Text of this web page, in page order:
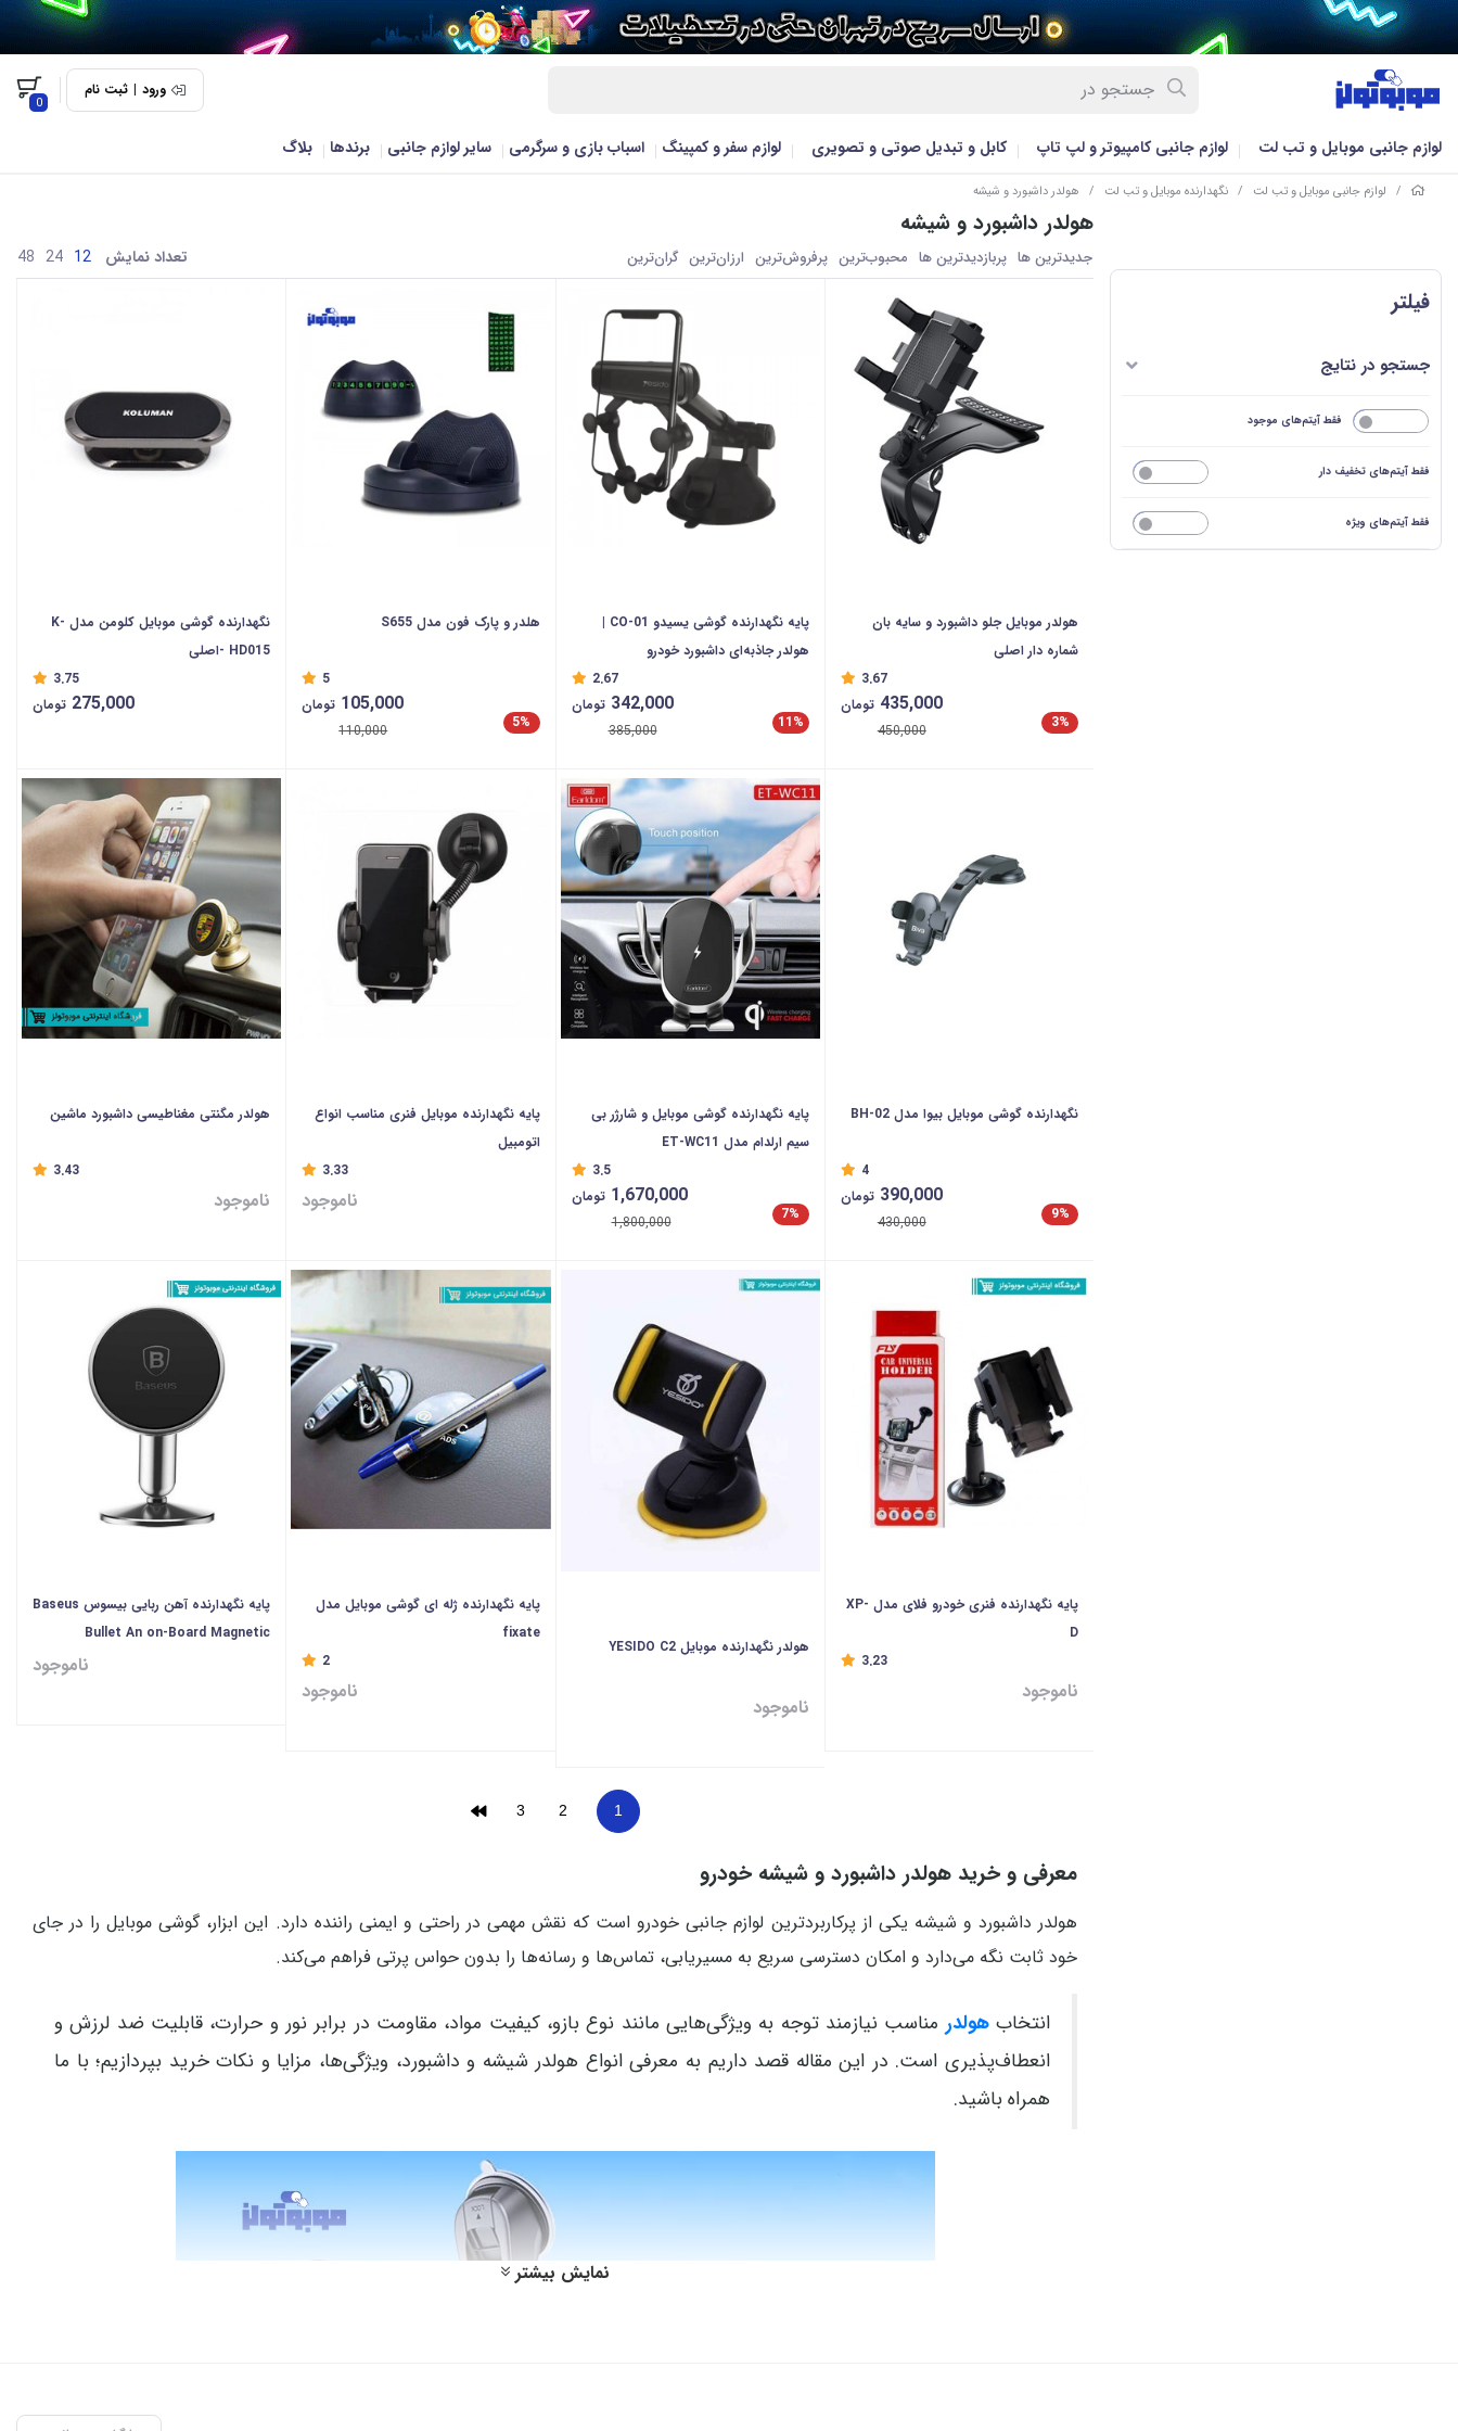
ورود | ثبت نام
0
لوازم جانبی موبایل و تب لت لوازم جانبی کامپیوتر و لپ تاپ کابل و تبدیل صوتی و تصویری لوازم سفر و کمپینگ اسباب بازی و سرگرمی سایر لوازم جانبی برندها بلاگ
/ لوازم جانبی موبایل و تب لت / نگهدارنده موبایل و تب لت / هولدر داشبورد و شیشه
فیلتر
جستجو در نتایج
فقط آیتم‌های موجود
فقط آیتم‌های تخفیف دار
فقط آیتم‌های ویژه
هولدر داشبورد و شیشه
جدیدترین ها پربازدیدترین ها محبوب‌‌ترین پرفروش‌ترین ارزان‌ترین گران‌ترین تعداد نمایش 12
24
48
هولدر موبایل جلو داشبورد و سایه بان
شماره دار اصلی
3.67
3%
435,000 تومان
450,000
پایه نگهدارنده گوشی یسیدو CO-01 |
هولدر جاذبه‌ای داشبورد خودرو
2.67
11%
342,000 تومان
385,000
هلدر و پارک فون مدل S655
5
5%
105,000 تومان
110,000
نگهدارنده گوشی موبایل کلومن مدل K-
HD015 -اصلی
3.75
275,000 تومان
نگهدارنده گوشی موبایل بیوا مدل BH-02
4
9%
390,000 تومان
430,000
پایه نگهدارنده گوشی موبایل و شارژر بی
سیم ارلدام مدل ET-WC11
3.5
7%
1,670,000 تومان
1,800,000
پایه نگهدارنده موبایل فنری مناسب انواع
اتومبیل
3.33
ناموجود
هولدر مگنتی مغناطیسی داشبورد ماشین
3.43
ناموجود
پایه نگهدارنده فنری خودرو فلای مدل XP-
D
3.23
ناموجود
هولدر نگهدارنده موبایل YESIDO C2
ناموجود
پایه نگهدارنده ژله ای گوشی موبایل مدل
fixate
2
ناموجود
پایه نگهدارنده آهن ربایی بیسوس Baseus
Bullet An on-Board Magnetic
ناموجود
1
2
3
معرفی و خرید هولدر داشبورد و شیشه خودرو
هولدر داشبورد و شیشه یکی از پرکاربردترین لوازم جانبی خودرو است که نقش مهمی در راحتی و ایمنی راننده دارد. این ابزار، گوشی موبایل را در جای
خود ثابت نگه می‌دارد و امکان دسترسی سریع به مسیریابی، تماس‌ها و رسانه‌ها را بدون حواس پرتی فراهم می‌کند.
انتخابهولدر مناسب نیازمند توجه به ویژگی‌هایی مانند نوع بازو، کیفیت مواد، مقاومت در برابر نور و حرارت، قابلیت ضد لرزش و
انعطاف‌پذیری است. در این مقاله قصد داریم به معرفی انواع هولدر شیشه و داشبورد، ویژگی‌ها، مزایا و نکات خرید بپردازیم؛ با ما
همراه باشید.
نمایش بیشتر